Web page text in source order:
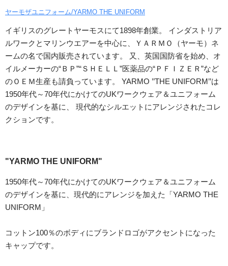
ヤーモザユニフォーム/YARMO THE UNIFORM
イギリスのグレートヤーモスにて1898年創業。 インダストリア
ルワークとマリンウエアーを中心に、ＹＡＲＭＯ（ヤーモ）ネ
ームの名で国内販売されています。 又、英国国防省を始め、オ
イルメーカーの“ＢＰ”“ＳＨＥＬＬ”医薬品の“ＰＦＩＺＥＲ”など
のＯＥＭ生産も請負っています。 YARMO ’’THE UNIFORM’’は
1950年代～70年代にかけてのUKワークウェア＆ユニフォーム
のデザインを基に、 現代的なシルエットにアレンジされたコレ
クションです。
"YARMO THE UNIFORM"
1950年代～70年代にかけてのUKワークウェア＆ユニフォーム
のデザインを基に、現代的にアレンジを加えた「YARMO THE
UNIFORM」
コットン100％のボディにブランドロゴがアクセントになった
キャップです。